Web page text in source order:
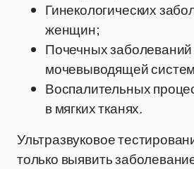
Гинекологических
женщин;
Почечных заболеваний
мочевыводящей
Воспалительных
в мягких тканях.
Ультразвуковое
только выявить